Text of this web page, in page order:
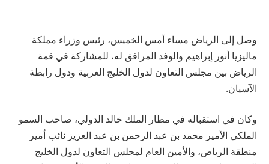
وصل إلى الرياض مساء أمس الخميس، رئيس وزراء مملكة
ماليزيا أنور إبراهيم والوفد المرافق له، للمشاركة في قمة
الرياض بين مجلس التعاون لدول الخليج العربية ودول رابطة
الآسيان.
وكان في استقباله في مطار الملك خالد الدولي، صاحب السمو
الملكي الأمير محمد بن عبد الرحمن بن عبد العزيز نائب أمير
منطقة الرياض، والأمين العام لمجلس التعاون لدول الخليج